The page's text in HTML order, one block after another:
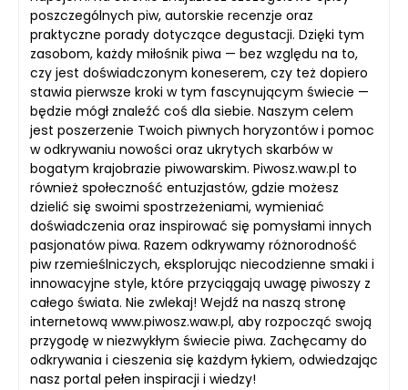
poszczególnych piw, autorskie recenzje oraz
praktyczne porady dotyczące degustacji. Dzięki tym
zasobom, każdy miłośnik piwa — bez względu na to,
czy jest doświadczonym koneserem, czy też dopiero
stawia pierwsze kroki w tym fascynującym świecie —
będzie mógł znaleźć coś dla siebie. Naszym celem
jest poszerzenie Twoich piwnych horyzontów i pomoc
w odkrywaniu nowości oraz ukrytych skarbów w
bogatym krajobrazie piwowarskim. Piwosz.waw.pl to
również społeczność entuzjastów, gdzie możesz
dzielić się swoimi spostrzeżeniami, wymieniać
doświadczenia oraz inspirować się pomysłami innych
pasjonatów piwa. Razem odkrywamy różnorodność
piw rzemieślniczych, eksplorując niecodzienne smaki i
innowacyjne style, które przyciągają uwagę piwoszy z
całego świata. Nie zwlekaj! Wejdź na naszą stronę
internetową www.piwosz.waw.pl, aby rozpocząć swoją
przygodę w niezwykłym świecie piwa. Zachęcamy do
odkrywania i cieszenia się każdym łykiem, odwiedzając
nasz portal pełen inspiracji i wiedzy!